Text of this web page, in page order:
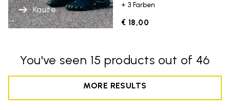
Kaufe + 3 Farben
€ 18,00
You've seen 15 products out of 46
MORE RESULTS